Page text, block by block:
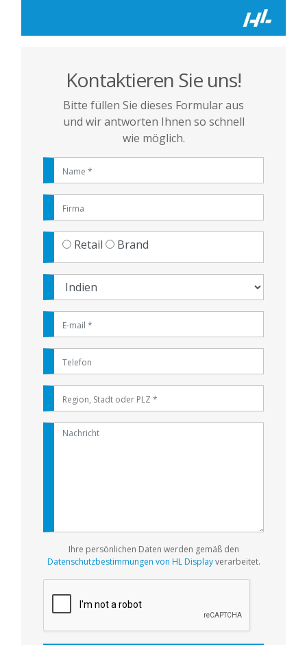
Kontaktieren Sie uns!
Bitte füllen Sie dieses Formular aus
und wir antworten Ihnen so schnell
wie möglich.
Retail Brand
Ihre persönlichen Daten werden gemäß den
Datenschutzbestimmungen von HL Displayverarbeitet.